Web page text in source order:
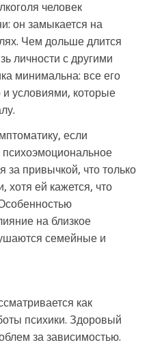
человек
он замыкается на
Чем дольше длится
личности с другими
минимальна: все его
условиями, которые
если
психоэмоциональное
за привычкой, что только
хотя ей кажется, что
на близкое
семейные и
как
психики. Здоровый
за зависимостью.